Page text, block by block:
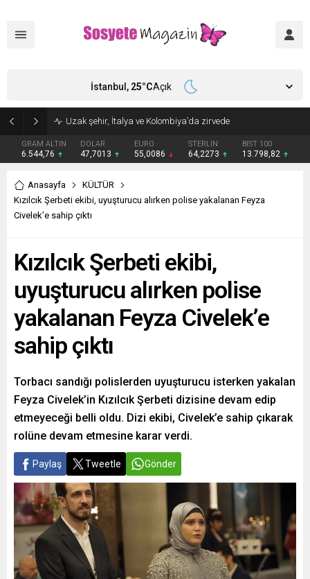
GRAM ALTIN
6.544,76
DOLAR
47,7013
EURO
55,0086
STERLİN
64,2273
BIST 100
13.798,82
İstanbul, 25°CAçık
Anasayfa
KÜLTÜR
Kızılcık Şerbeti ekibi, uyuşturucu alırken polise yakalanan Feyza
Civelek’e sahip çıktı
Kızılcık Şerbeti ekibi,
uyuşturucu alırken polise
yakalanan Feyza Civelek’e
sahip çıktı
Torbacı sandığı polislerden uyuşturucu isterken yakalan
Feyza Civelek’in Kızılcık Şerbeti dizisine devam edip
etmeyeceği belli oldu. Dizi ekibi, Civelek’e sahip çıkarak
rolüne devam etmesine karar verdi.
Paylaş Tweetle Gönder